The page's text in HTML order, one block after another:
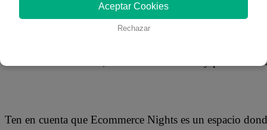
El espacio es conducido por Helmut Cáceda,
en su primera edición habló sobre los desafíos de las
Juan Ramón Sanfeliú, director e-commerce y
Ten en cuenta que Ecommerce Nights es un espacio
Aceptar Cookies
Rechazar